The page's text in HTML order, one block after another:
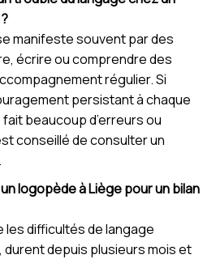
manifeste souvent par des
écrire ou comprendre des
régulier. Si
persistant à chaque
beaucoup d’erreurs ou
conseillé de consulter un
logopède à Liège pour un bilan
les difficultés de langage
depuis plusieurs mois et